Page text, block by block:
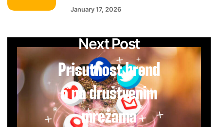
January 17, 2026
Next Post
Prisutnost brend
a na društvenim
mrežama